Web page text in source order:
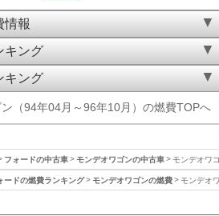
情報
キング
キング
（94年04月～96年10月）の燃費TOPへ
フォードの中古車 モンデオワゴンの中古車 モンデオワ
ードの燃費ランキング モンデオワゴンの燃費 モンデオ